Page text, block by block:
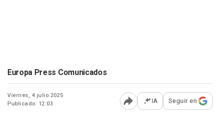
Europa Press Comunicados
Viernes, 4 julio 2025
Publicado: 12:03
Abrir opciones para
IA Seguir en